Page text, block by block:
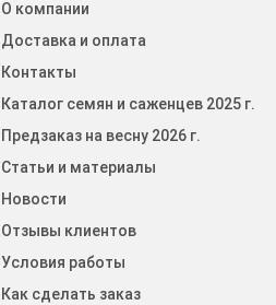
О компании
Доставка и оплата
Контакты
Каталог семян и саженцев 2025 г.
Предзаказ на весну 2026 г.
Статьи и материалы
Новости
Отзывы клиентов
Условия работы
Как сделать заказ